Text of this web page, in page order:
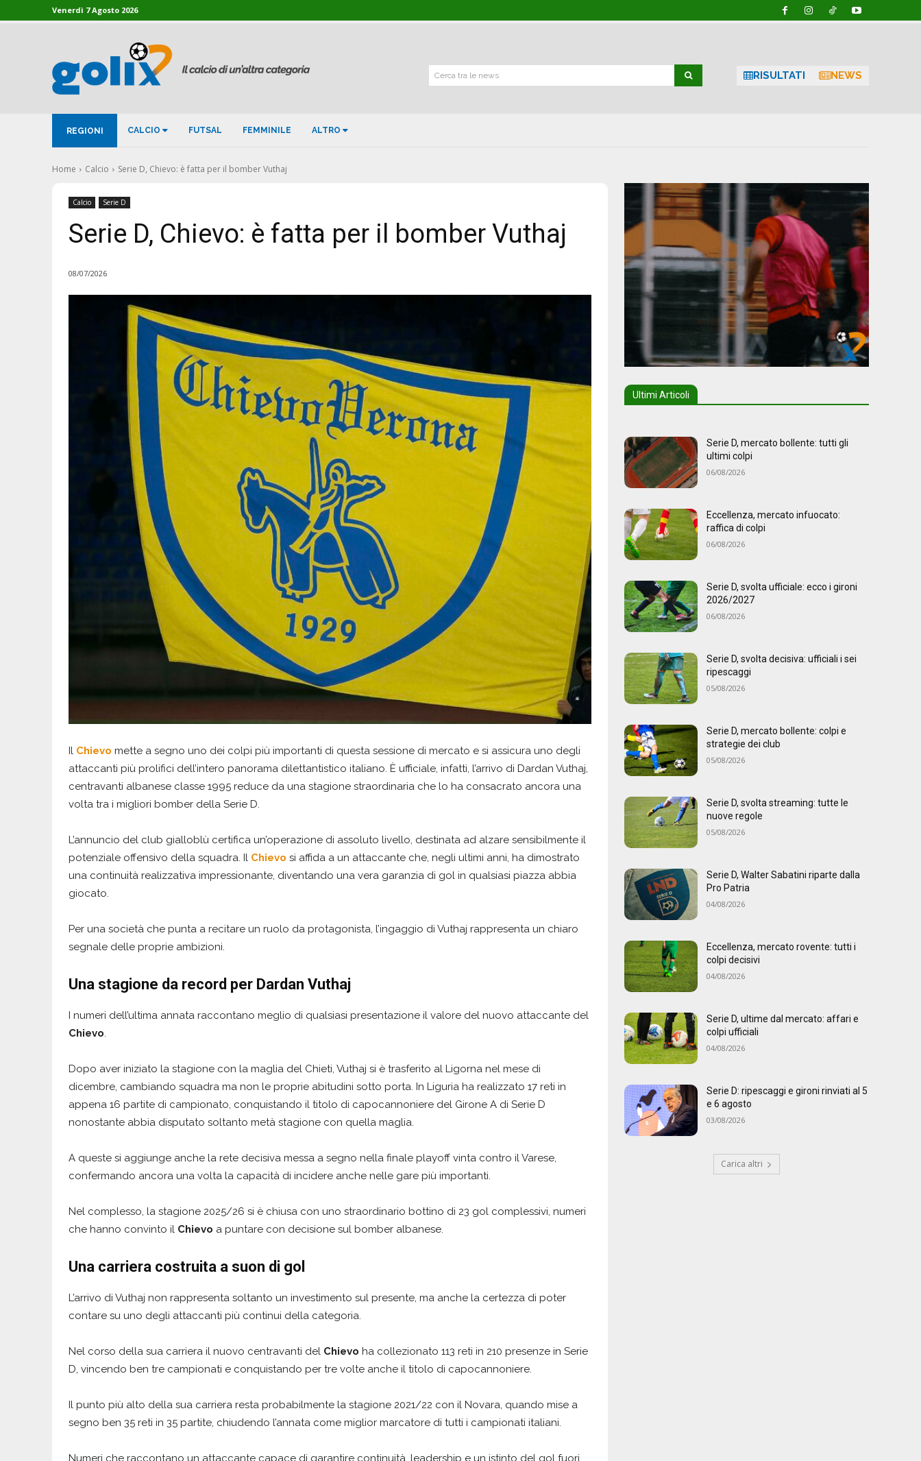
Venerdì 7 Agosto 2026
Cerca tra le news RISULTATI NEWS
REGIONI CALCIO FUTSAL FEMMINILE ALTRO
Home Calcio Serie D, Chievo: è fatta per il bomber Vuthaj
Calcio Serie D
Serie D, Chievo: è fatta per il bomber Vuthaj
08/07/2026
Il Chievo mette a segno uno dei colpi più importanti di questa sessione di mercato e si assicura uno degli
attaccanti più prolifici dell’intero panorama dilettantistico italiano. È ufficiale, infatti, l’arrivo di Dardan Vuthaj,
centravanti albanese classe 1995 reduce da una stagione straordinaria che lo ha consacrato ancora una
volta tra i migliori bomber della Serie D.
L’annuncio del club gialloblù certifica un’operazione di assoluto livello, destinata ad alzare sensibilmente il
potenziale offensivo della squadra. Il Chievo si affida a un attaccante che, negli ultimi anni, ha dimostrato
una continuità realizzativa impressionante, diventando una vera garanzia di gol in qualsiasi piazza abbia
giocato.
Per una società che punta a recitare un ruolo da protagonista, l’ingaggio di Vuthaj rappresenta un chiaro
segnale delle proprie ambizioni.
Una stagione da record per Dardan Vuthaj
I numeri dell’ultima annata raccontano meglio di qualsiasi presentazione il valore del nuovo attaccante del
Chievo.
Dopo aver iniziato la stagione con la maglia del Chieti, Vuthaj si è trasferito al Ligorna nel mese di
dicembre, cambiando squadra ma non le proprie abitudini sotto porta. In Liguria ha realizzato 17 reti in
appena 16 partite di campionato, conquistando il titolo di capocannoniere del Girone A di Serie D
nonostante abbia disputato soltanto metà stagione con quella maglia.
A queste si aggiunge anche la rete decisiva messa a segno nella finale playoff vinta contro il Varese,
confermando ancora una volta la capacità di incidere anche nelle gare più importanti.
Nel complesso, la stagione 2025/26 si è chiusa con uno straordinario bottino di 23 gol complessivi, numeri
che hanno convinto il Chievo a puntare con decisione sul bomber albanese.
Una carriera costruita a suon di gol
L’arrivo di Vuthaj non rappresenta soltanto un investimento sul presente, ma anche la certezza di poter
contare su uno degli attaccanti più continui della categoria.
Nel corso della sua carriera il nuovo centravanti del Chievo ha collezionato 113 reti in 210 presenze in Serie
D, vincendo ben tre campionati e conquistando per tre volte anche il titolo di capocannoniere.
Il punto più alto della sua carriera resta probabilmente la stagione 2021/22 con il Novara, quando mise a
segno ben 35 reti in 35 partite, chiudendo l’annata come miglior marcatore di tutti i campionati italiani.
Numeri che raccontano un attaccante capace di garantire continuità, leadership e un istinto del gol fuori
Ultimi Articoli
Serie D, mercato bollente: tutti gli
ultimi colpi
06/08/2026
Eccellenza, mercato infuocato:
raffica di colpi
06/08/2026
Serie D, svolta ufficiale: ecco i gironi
2026/2027
06/08/2026
Serie D, svolta decisiva: ufficiali i sei
ripescaggi
05/08/2026
Serie D, mercato bollente: colpi e
strategie dei club
05/08/2026
Serie D, svolta streaming: tutte le
nuove regole
05/08/2026
Serie D, Walter Sabatini riparte dalla
Pro Patria
04/08/2026
Eccellenza, mercato rovente: tutti i
colpi decisivi
04/08/2026
Serie D, ultime dal mercato: affari e
colpi ufficiali
04/08/2026
Serie D: ripescaggi e gironi rinviati al 5
e 6 agosto
03/08/2026
Carica altri